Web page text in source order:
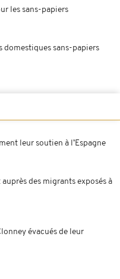
les sans-papiers
domestiques sans-papiers
leur soutien à l’Espagne
des migrants exposés à
évacués de leur